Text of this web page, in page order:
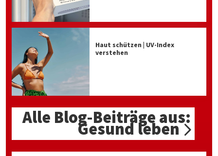
Haut schützen | UV-Index
verstehen
Alle Blog-Beiträge aus:
Gesund leben